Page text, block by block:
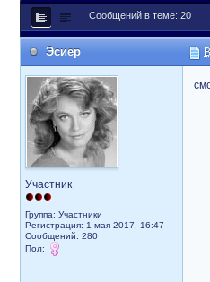
Сообщений в теме: 20
Эсиер
Участник
Группа: Участники
Регистрация: 1 мая 2017, 16:47
Сообщений: 280
Пол: